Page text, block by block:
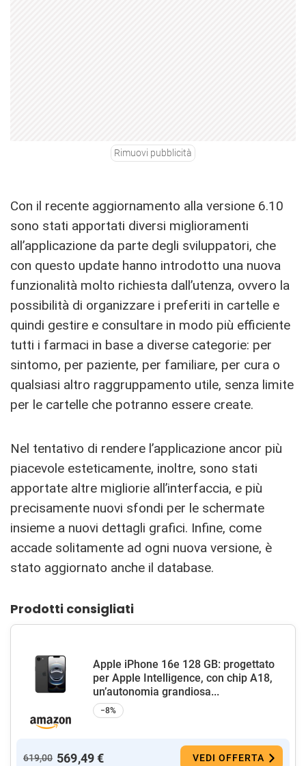
Rimuovi pubblicità
Con il recente aggiornamento alla versione 6.10
sono stati apportati diversi miglioramenti
all’applicazione da parte degli sviluppatori, che
con questo update hanno introdotto una nuova
funzionalità molto richiesta dall’utenza, ovvero la
possibilità di organizzare i preferiti in cartelle e
quindi gestire e consultare in modo più efficiente
tutti i farmaci in base a diverse categorie: per
sintomo, per paziente, per familiare, per cura o
qualsiasi altro raggruppamento utile, senza limite
per le cartelle che potranno essere create.
Nel tentativo di rendere l’applicazione ancor più
piacevole esteticamente, inoltre, sono stati
apportate altre migliorie all’interfaccia, e più
precisamente nuovi sfondi per le schermate
insieme a nuovi dettagli grafici. Infine, come
accade solitamente ad ogni nuova versione, è
stato aggiornato anche il database.
Prodotti consigliati
Apple iPhone 16e 128 GB: progettato
per Apple Intelligence, con chip A18,
un’autonomia grandiosa...
−8%
619,00 569,49 € VEDI OFFERTA